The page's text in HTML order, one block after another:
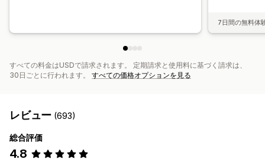
7日間の無料体
すべての料金はUSDで請求されます。 定期請求と使用料に基づく請求は、
30日ごとに行われます。 すべての価格オプションを見る
レビュー (693)
総合評価
4.8